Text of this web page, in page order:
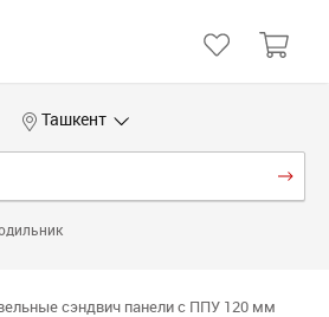
Ташкент
сэндвич панели с ППУ 120 мм